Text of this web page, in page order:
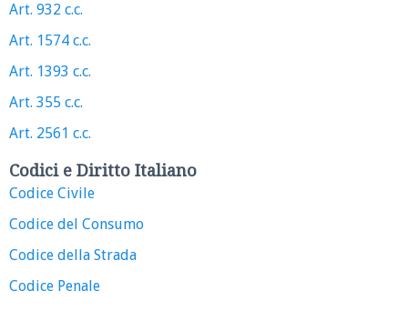
Art. 932 c.c.
Art. 1574 c.c.
Art. 1393 c.c.
Art. 355 c.c.
Art. 2561 c.c.
Codici e Diritto Italiano
Codice Civile
Codice del Consumo
Codice della Strada
Codice Penale